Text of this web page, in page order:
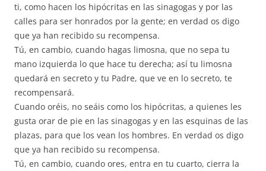
ti, como hacen los hipócritas en las sinagogas y por las
calles para ser honrados por la gente; en verdad os digo
que ya han recibido su recompensa.
Tú, en cambio, cuando hagas limosna, que no sepa tu
mano izquierda lo que hace tu derecha; así tu limosna
quedará en secreto y tu Padre, que ve en lo secreto, te
recompensará.
Cuando oréis, no seáis como los hipócritas, a quienes les
gusta orar de pie en las sinagogas y en las esquinas de las
plazas, para que los vean los hombres. En verdad os digo
que ya han recibido su recompensa.
Tú, en cambio, cuando ores, entra en tu cuarto, cierra la